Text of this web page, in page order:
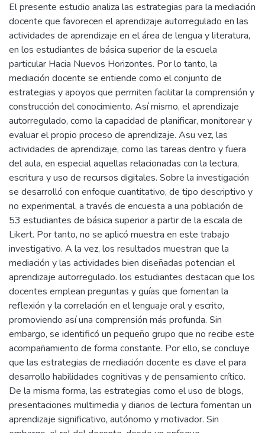
El presente estudio analiza las estrategias para la mediación
docente que favorecen el aprendizaje autorregulado en las
actividades de aprendizaje en el área de lengua y literatura,
en los estudiantes de básica superior de la escuela
particular Hacia Nuevos Horizontes. Por lo tanto, la
mediación docente se entiende como el conjunto de
estrategias y apoyos que permiten facilitar la comprensión y
construcción del conocimiento. Así mismo, el aprendizaje
autorregulado, como la capacidad de planificar, monitorear y
evaluar el propio proceso de aprendizaje. Asu vez, las
actividades de aprendizaje, como las tareas dentro y fuera
del aula, en especial aquellas relacionadas con la lectura,
escritura y uso de recursos digitales. Sobre la investigación
se desarrolló con enfoque cuantitativo, de tipo descriptivo y
no experimental, a través de encuesta a una población de
53 estudiantes de básica superior a partir de la escala de
Likert. Por tanto, no se aplicó muestra en este trabajo
investigativo. A la vez, los resultados muestran que la
mediación y las actividades bien diseñadas potencian el
aprendizaje autorregulado. los estudiantes destacan que los
docentes emplean preguntas y guías que fomentan la
reflexión y la correlación en el lenguaje oral y escrito,
promoviendo así una comprensión más profunda. Sin
embargo, se identificó un pequeño grupo que no recibe este
acompañamiento de forma constante. Por ello, se concluye
que las estrategias de mediación docente es clave el para
desarrollo habilidades cognitivas y de pensamiento crítico.
De la misma forma, las estrategias como el uso de blogs,
presentaciones multimedia y diarios de lectura fomentan un
aprendizaje significativo, autónomo y motivador. Sin